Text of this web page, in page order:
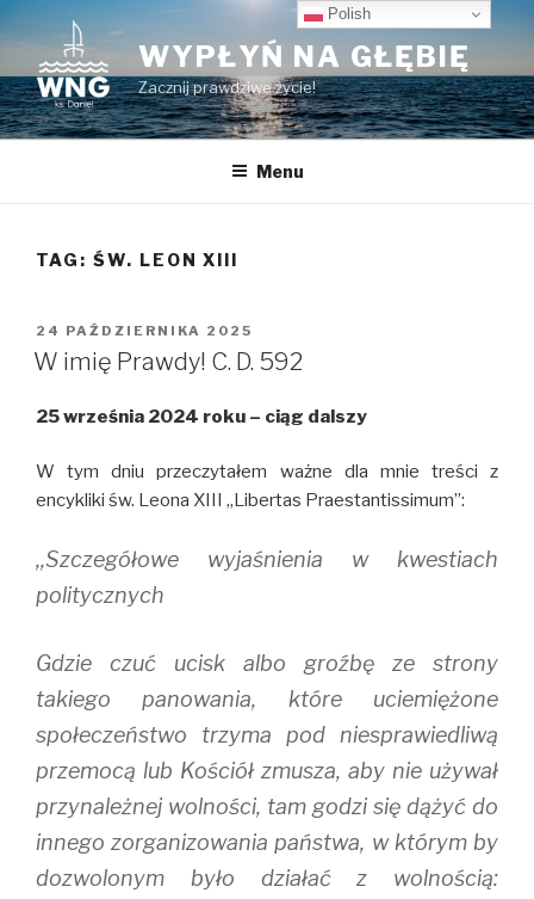
Przeskocz
do
treści
WYPŁYŃ NA GŁĘBIĘ
Zacznij prawdziwe życie!
Menu
TAG: ŚW. LEON XIII
OPUBLIKOWANE
W
24 PAŹDZIERNIKA 2025
W imię Prawdy! C. D. 592
25 września 2024 roku – ciąg dalszy
W tym dniu przeczytałem ważne dla mnie treści z
encykliki św. Leona XIII ,,Libertas Praestantissimum”:
,,Szczegółowe wyjaśnienia w kwestiach
politycznych
Gdzie czuć ucisk albo groźbę ze strony
takiego panowania, które uciemiężone
społeczeństwo trzyma pod niesprawiedliwą
przemocą lub Kościół zmusza, aby nie używał
przynależnej wolności, tam godzi się dążyć do
innego zorganizowania państwa, w którym by
dozwolonym było działać z wolnością:
Polish